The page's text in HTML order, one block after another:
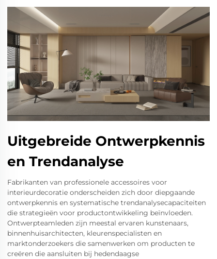
Uitgebreide Ontwerpkennis
en Trendanalyse
Fabrikanten van professionele accessoires voor
interieurdecoratie onderscheiden zich door diepgaande
ontwerpkennis en systematische trendanalysecapaciteiten
die strategieën voor productontwikkeling beïnvloeden.
Ontwerpteamleden zijn meestal ervaren kunstenaars,
binnenhuisarchitecten, kleurenspecialisten en
marktonderzoekers die samenwerken om producten te
creëren die aansluiten bij hedendaagse